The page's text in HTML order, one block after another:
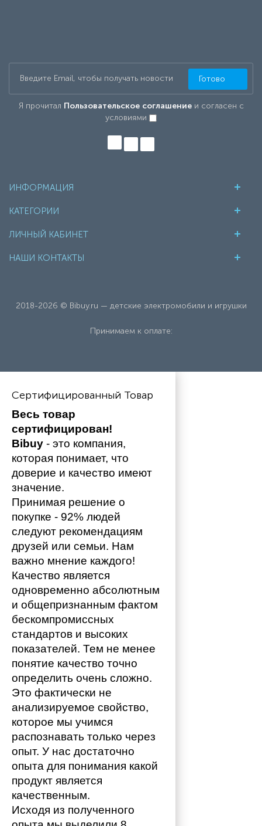
Я прочитал Пользовательское соглашениеи согласен с
условиями
Готово
ИНФОРМАЦИЯ
КАТЕГОРИИ
ЛИЧНЫЙ КАБИНЕТ
НАШИ КОНТАКТЫ
2018-2026 © Bibuy.ru — детские электромобили и игрушки
Принимаем к оплате:
Сертифицированный Товар
Весь товар
сертифицирован!
Bibuy - это компания,
которая понимает, что
доверие и качество имеют
значение.
Принимая решение о
покупке - 92% людей
следуют рекомендациям
друзей или семьи. Нам
важно мнение каждого!
Качество является
одновременно абсолютным
и общепризнанным фактом
бескомпромиссных
стандартов и высоких
показателей. Тем не менее
понятие качество точно
определить очень сложно.
Это фактически не
анализируемое свойство,
которое мы учимся
распознавать только через
опыт. У нас достаточно
опыта для понимания какой
продукт является
качественным.
Исходя из полученного